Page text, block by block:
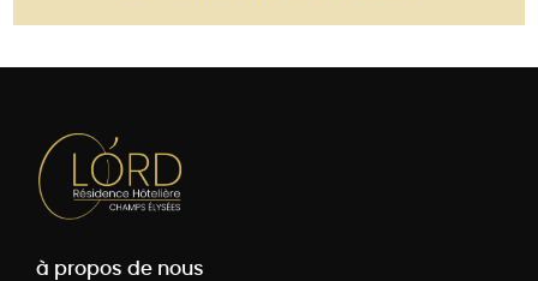
à propos de nous